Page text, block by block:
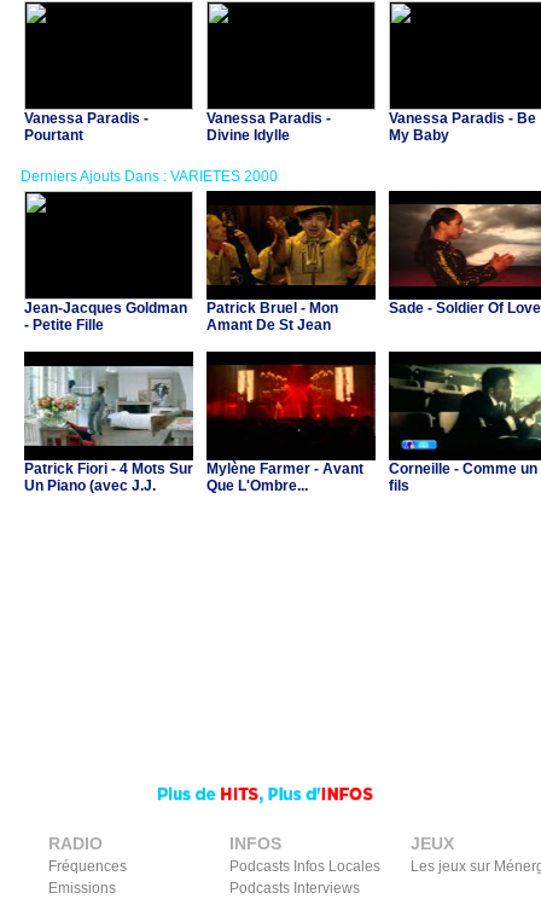
Vanessa Paradis -
Pourtant
Vanessa Paradis -
Divine Idylle
Vanessa Paradis - Be
My Baby
Derniers Ajouts Dans : VARIETES 2000
Jean-Jacques Goldman
- Petite Fille
Patrick Bruel - Mon
Amant De St Jean
Sade - Soldier Of Love
Patrick Fiori - 4 Mots Sur
Un Piano (avec J.J.
Mylène Farmer - Avant
Que L'Ombre...
Corneille - Comme un
fils
RADIO
Fréquences
Emissions
INFOS
Podcasts Infos Locales
Podcasts Interviews
JEUX
Les jeux sur